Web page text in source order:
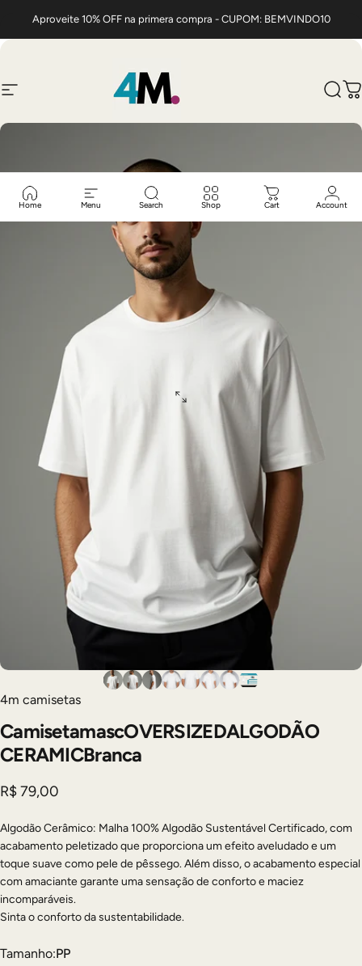
Aproveite 10% OFF na primera compra - CUPOM: BEMVINDO10
4m camisetas
Home Menu Search Shop Cart Account
4m camisetas
CamisetamascOVERSIZEDALGODÃO
CERAMICBranca
R$ 79,00
Algodão Cerâmico: Malha 100% Algodão Sustentável Certificado, com
acabamento peletizado que proporciona um efeito aveludado e um
toque suave como pele de pêssego. Além disso, o acabamento especial
com amaciante garante uma sensação de conforto e maciez
incomparáveis.
Sinta o conforto da sustentabilidade.
Tamanho
Tamanho:PP